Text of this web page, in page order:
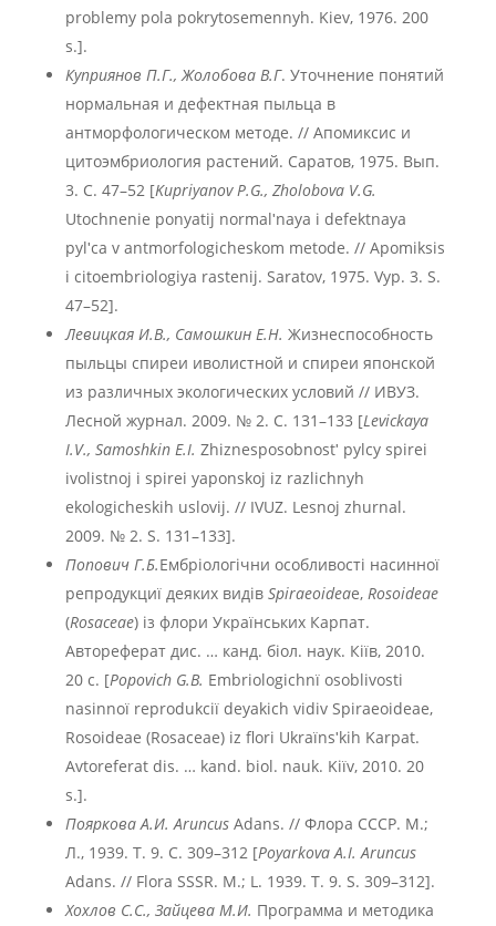
problemy pola pokrytosemennyh. Kiev, 1976. 200
s.].
Куприянов П.Г., Жолобова В.Г. Уточнение понятий
нормальная и дефектная пыльца в
антморфологическом методе. // Апомиксис и
цитоэмбриология растений. Саратов, 1975. Вып.
3. С. 47–52 [Kupriyanov P.G., Zholobova V.G.
Utochnenie ponyatij normalʹnaya i defektnaya
pylʹca v antmorfologicheskom metode. // Apomiksis
i citoembriologiya rastenij. Saratov, 1975. Vyp. 3. S.
47–52].
Левицкая И.В., Самошкин Е.Н. Жизнеспособность
пыльцы спиреи иволистной и спиреи японской
из различных экологических условий // ИВУЗ.
Лесной журнал. 2009. № 2. С. 131–133 [Levickaya
I.V., Samoshkin E.I. Zhiznesposobnostʹ pylcy spirei
ivolistnoj i spirei yaponskoj iz razlichnyh
ekologicheskih uslovij. // IVUZ. Lesnoj zhurnal.
2009. № 2. S. 131–133].
Попович Г.Б.Ембрiологiчни особливостi насинноï
репродукциï деяких видiв Spiraeoideae,Rosoideae
(Rosaceae) iз флори Украïнських Карпат.
Автореферат дис. … канд. бiол. наук. Кiïв, 2010.
20 с. [Popovich G.B. Embriologichnï osoblivosti
nasinnoï reprodukciï deyakich vidiv Spiraeoideae,
Rosoideae (Rosaceae) iz flori Ukraïnsʹkih Karpat.
Avtoreferat dis. … kand. biol. nauk. Kiïv, 2010. 20
s.].
Пояркова А.И. Aruncus Adans. // Флора СССР. М.;
Л., 1939. Т. 9. С. 309–312 [Poyarkova A.I. Aruncus
Adans. // Flora SSSR. M.; L. 1939. T. 9. S. 309–312].
Хохлов С.С., Зайцева М.И. Программа и методика